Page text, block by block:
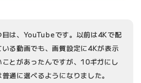
目は、YouTubeです。以前は4Kで配
いる動画でも、画質設定に4Kが表示
ことがあったんですが、10ギガにし
通に選べるようになりました。